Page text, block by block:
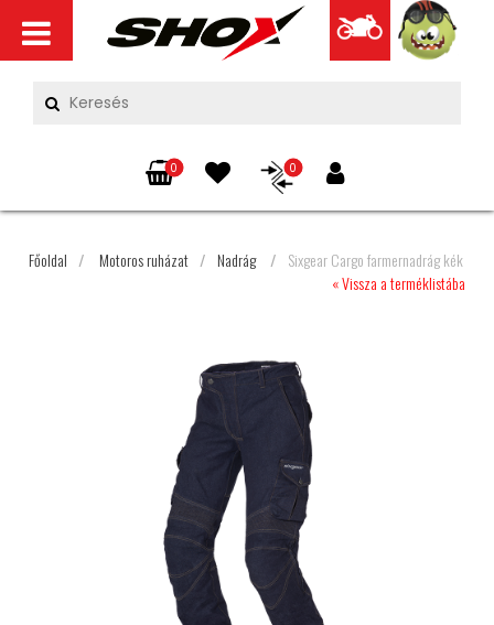
0 0
Főoldal / Motoros ruházat / Nadrág / Sixgear Cargo farmernadrág kék
« Vissza a terméklistába